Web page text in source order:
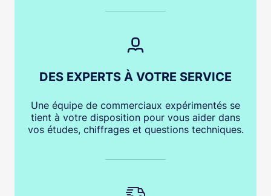
DES EXPERTS À VOTRE SERVICE
Une équipe de commerciaux expérimentés se
tient à votre disposition pour vous aider dans
vos études, chiffrages et questions techniques.